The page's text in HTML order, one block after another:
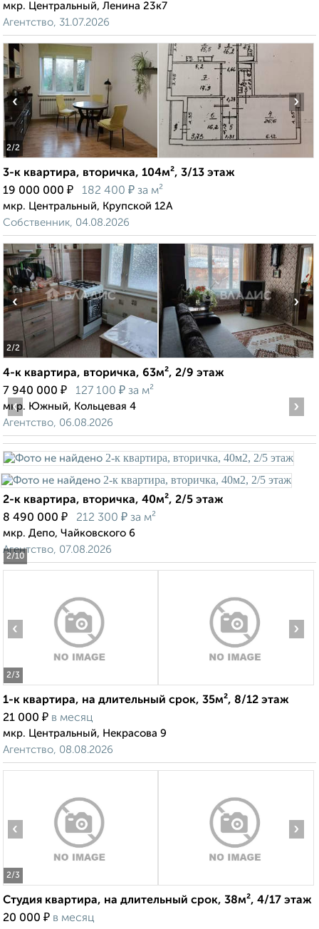
мкр. Центральный, Ленина 23к7
Агентство, 31.07.2026
2/2
‹ ›
3-к квартира, вторичка, 104м², 3/13 этаж
19 000 000 ₽ 182 400 ₽ за м²
мкр. Центральный, Крупской 12А
Собственник, 04.08.2026
2/2
‹ ›
4-к квартира, вторичка, 63м², 2/9 этаж
7 940 000 ₽ 127 100 ₽ за м²
мкр. Южный, Кольцевая 4
Агентство, 06.08.2026
2/10
‹ ›
2-к квартира, вторичка, 40м², 2/5 этаж
8 490 000 ₽ 212 300 ₽ за м²
мкр. Депо, Чайковского 6
Агентство, 07.08.2026
2/3
‹ ›
1-к квартира, на длительный срок, 35м², 8/12 этаж
21 000 ₽ в месяц
мкр. Центральный, Некрасова 9
Агентство, 08.08.2026
2/3
‹ ›
Студия квартира, на длительный срок, 38м², 4/17 этаж
20 000 ₽ в месяц